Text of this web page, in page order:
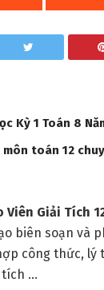
Kỳ 1 Toán 8
toán 12
Viên Giải Tích
biên soạn và
công thức, lý
tích …